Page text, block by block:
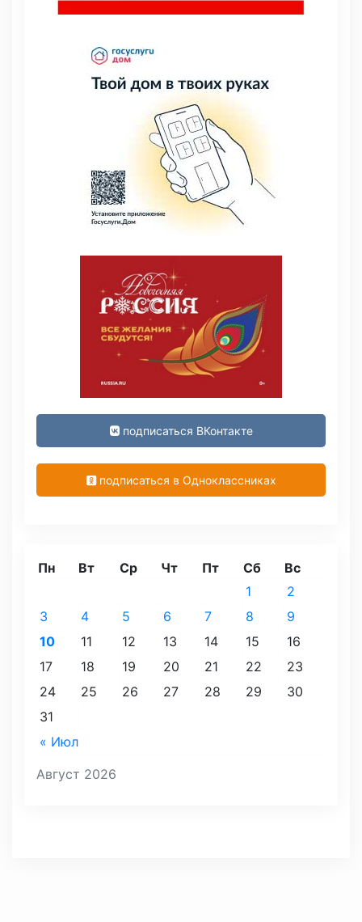
подписаться ВКонтакте
подписаться в Одноклассниках
Август 2026
Пн Вт Ср Чт Пт Сб Вс
« Июл
1
2
3
4 5 6 7 8
9
10
11 12 13 14 15
16
17
18 19 20 21 22
23
24
25 26 27 28 29
30
31